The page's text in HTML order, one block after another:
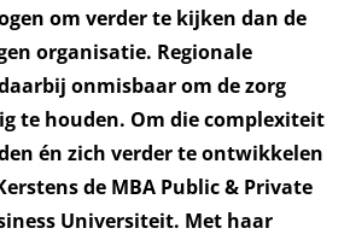
om verder te kijken dan de
organisatie. Regionale
onmisbaar om de zorg
te houden. Om die complexiteit
én zich verder te ontwikkelen
de MBA Public & Private
Universiteit. Met haar